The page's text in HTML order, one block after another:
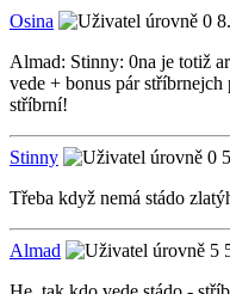
Osina
Almad: Stinny: 0na je totiž
vede + bonus pár
stříbrní!
Stinny
Třeba když nemá stádo
Almad